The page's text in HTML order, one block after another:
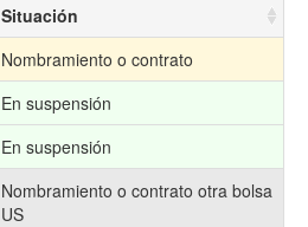
Situación
Nombramiento o contrato
En suspensión
En suspensión
Nombramiento o contrato otra bolsa
US